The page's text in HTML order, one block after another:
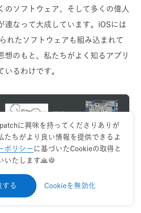
のソフトウェア、そして多くの偉人
連なって大成しています。iOSには
れたソフトウェアも組み込まれて
想のもと、私たちがよく知るアプリ
いるわけです。
に興味を持ってくださりありが
たちがより良い情報を提供できるよ
ポリシー に基づいたCookieの取得と
いたします🙏🍪
する Cookieを無効化